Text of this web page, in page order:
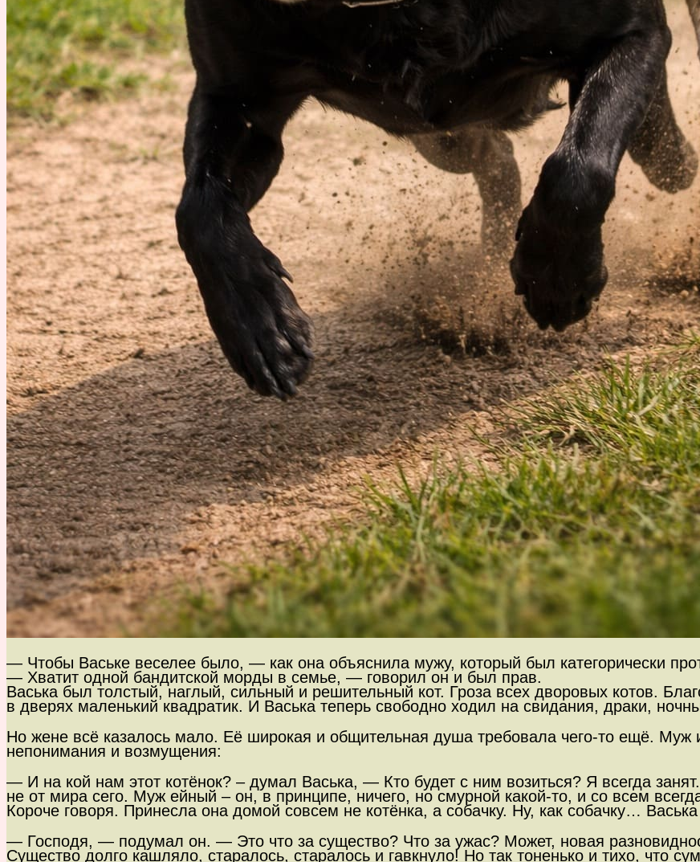
— Чтобы Ваське веселее было, — как она объяснила мужу, который был категорически
— Хватит одной бандитской морды в семье, — говорил он и был прав.
Васька был толстый, наглый, сильный и решительный кот. Гроза всех дворовых котов.
в дверях маленький квадратик. И Васька теперь свободно ходил на свидания, драки,
Но жене всё казалось мало. Её широкая и общительная душа требовала чего-то ещё.
непонимания и возмущения:
— И на кой нам этот котёнок? – думал Васька, — Кто будет с ним возиться? Я всегда
не от мира сего. Муж ейный – он, в принципе, ничего, но смурной какой-то, и со всем
Короче говоря. Принесла она домой совсем не котёнка, а собачку. Ну, как собачку…
— Господя, — подумал он. — Это что за существо? Что за ужас? Может, новая
Существо долго кашляло, старалось, старалось и гавкнуло! Но так тоненько и тихо, что